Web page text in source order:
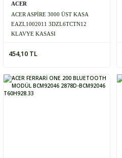
ACER
ACER ASPİRE 3000 ÜST KASA
EAZL1002011 3DZL6TCTN12
KLAVYE KASASI
454,10 TL